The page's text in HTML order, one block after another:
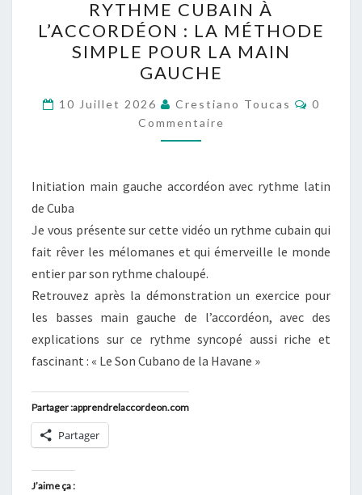
CUBAIN
À
L’ACCORDÉON
:
LA
MÉTHODE
SIMPLE
LA
GAUCHE
RYTHME CUBAIN À
L’ACCORDÉON : LA MÉTHODE
SIMPLE POUR LA MAIN
GAUCHE
10 Juillet 2026 Crestiano Toucas
0
Commentaire
Initiation main gauche accordéon avec rythme latin
de Cuba
Je vous présente sur cette vidéo un rythme cubain qui
fait rêver les mélomanes et qui émerveille le monde
entier par son rythme chaloupé.
Retrouvez après la démonstration un exercice pour
les basses main gauche de l’accordéon, avec des
explications sur ce rythme syncopé aussi riche et
fascinant : « Le Son Cubano de la Havane »
Partager :apprendrelaccordeon.com
Partager
J’aime ça :